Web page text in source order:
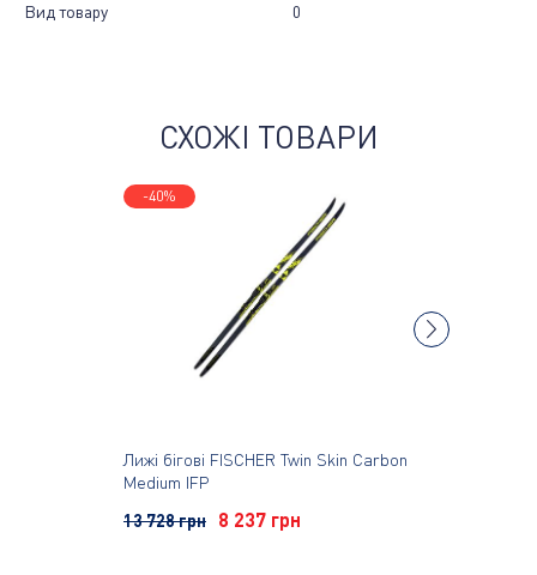
Вид товару 0
СХОЖІ ТОВАРИ
-40%
Лижі бігові FISCHER Twin Skin Carbon
Medium IFP
13 728 грн
8 237 грн